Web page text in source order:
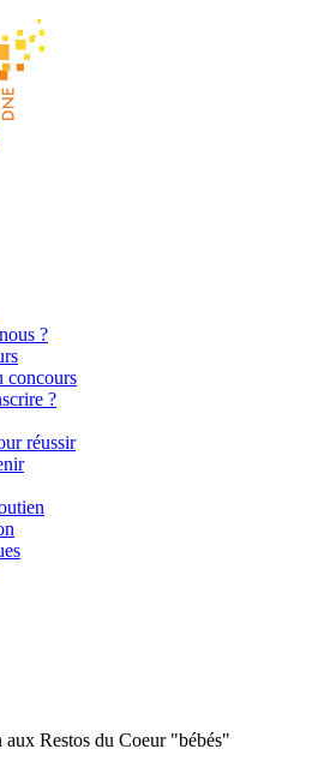
?
concours
?
réussir
Restos du Coeur "bébés"